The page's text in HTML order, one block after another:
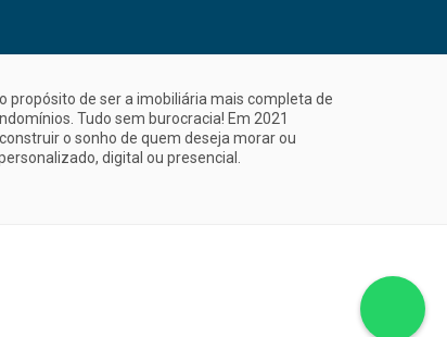
propósito de ser a imobiliária mais completa de
Tudo sem burocracia! Em 2021
o sonho de quem deseja morar ou
digital ou presencial.